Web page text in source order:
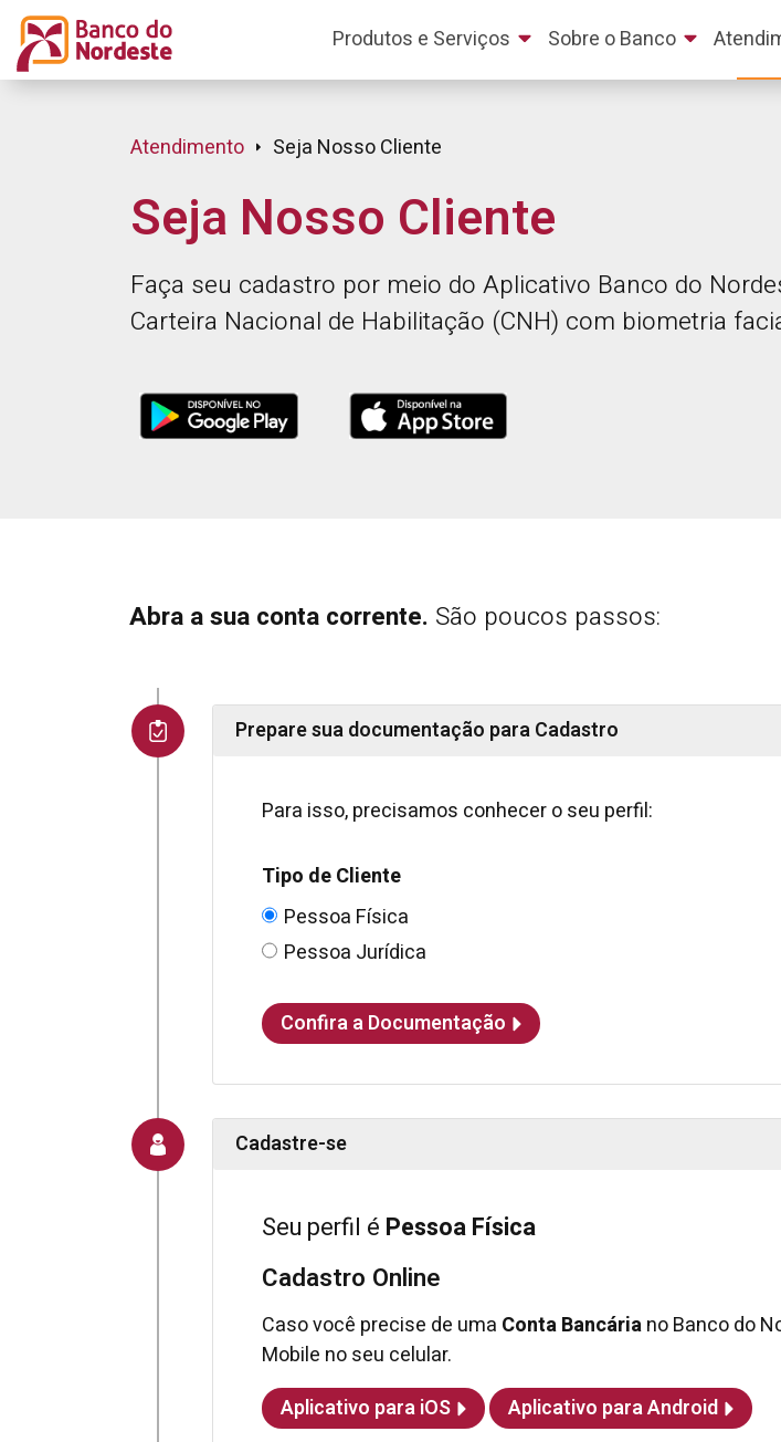
Produtos e Serviços Sobre o Banco
Atendimento Seja Nosso Cliente
Seja Nosso Cliente
Faça seu cadastro por meio do Aplicativo Banco do
Carteira Nacional de Habilitação (CNH) com biometria
Abra a sua conta corrente. São poucos passos:
Prepare sua documentação para Cadastro
Para isso, precisamos conhecer o seu perfil:
Tipo de Cliente
Pessoa Física
Pessoa Jurídica
Confira a Documentação
Cadastre-se
Seu perfil é Pessoa Física
Cadastro Online
Caso você precise de uma Conta Bancáriano Banco do
Mobile no seu celular.
Aplicativo para iOS
Aplicativo para Android